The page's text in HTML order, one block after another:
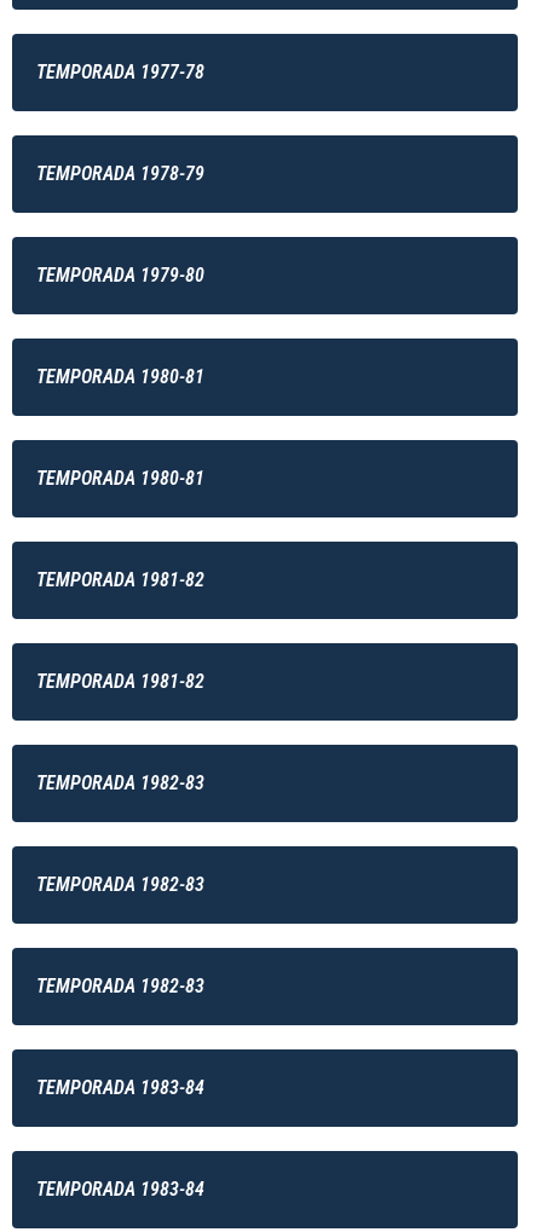
TEMPORADA 1977-78
TEMPORADA 1978-79
TEMPORADA 1979-80
TEMPORADA 1980-81
TEMPORADA 1980-81
TEMPORADA 1981-82
TEMPORADA 1981-82
TEMPORADA 1982-83
TEMPORADA 1982-83
TEMPORADA 1982-83
TEMPORADA 1983-84
TEMPORADA 1983-84